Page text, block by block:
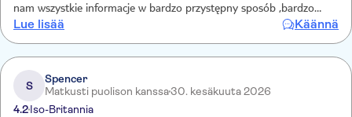
nam wszystkie informacje w bardzo przystępny sposób ,bardzo
pomocna i widać że zależy jej na grupie. Wspaniała wycieczka do
winnicy wręcz rewelacyjna
Lue lisää Käännä
S
Spencer
Matkusti puolison kanssa30. kesäkuuta 2026
4.2Iso-Britannia